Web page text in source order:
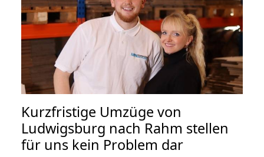
Kurzfristige Umzüge von
Ludwigsburg nach Rahm stellen
für uns kein Problem dar